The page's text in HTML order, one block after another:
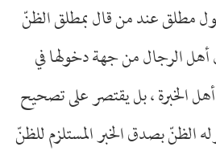
مطلق عند من قال بمطلق الظنّ
أهل الرجال من جهة دخولها في
الخبرة ، بل يقتصر على تصحيح
الظنّ بصدق الخبر المستلزم للظنّ